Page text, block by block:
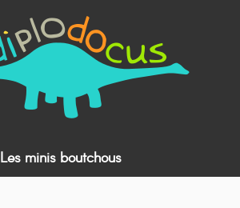
Les minis boutchous